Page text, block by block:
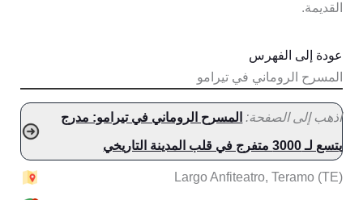
القديمة.
المسرح الروماني في تيرامو
عودة إلى الفهرس
اذهب إلى الصفحة: المسرح الروماني في تيرامو: مدرج
يتسع لـ 3000 متفرج في قلب المدينة التاريخي
Largo Anfiteatro, Teramo (TE)